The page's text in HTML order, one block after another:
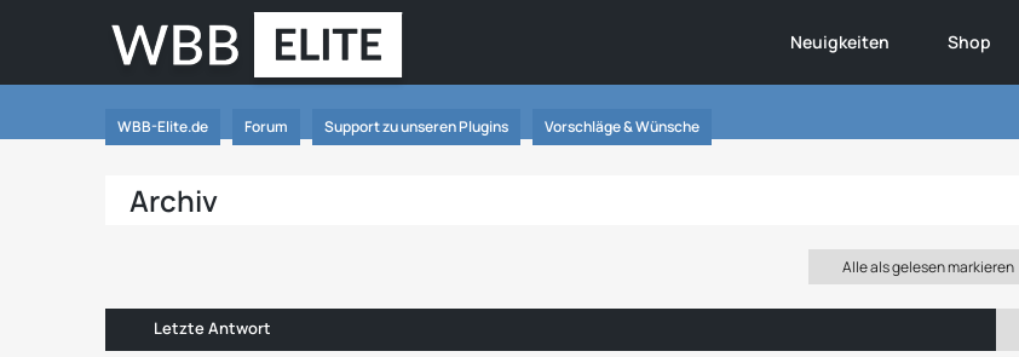
Neuigkeiten Shop
WBB-Elite.de Forum Support zu unseren Plugins Vorschläge & Wünsche
Archiv
Alle als gelesen markieren
Letzte Antwort